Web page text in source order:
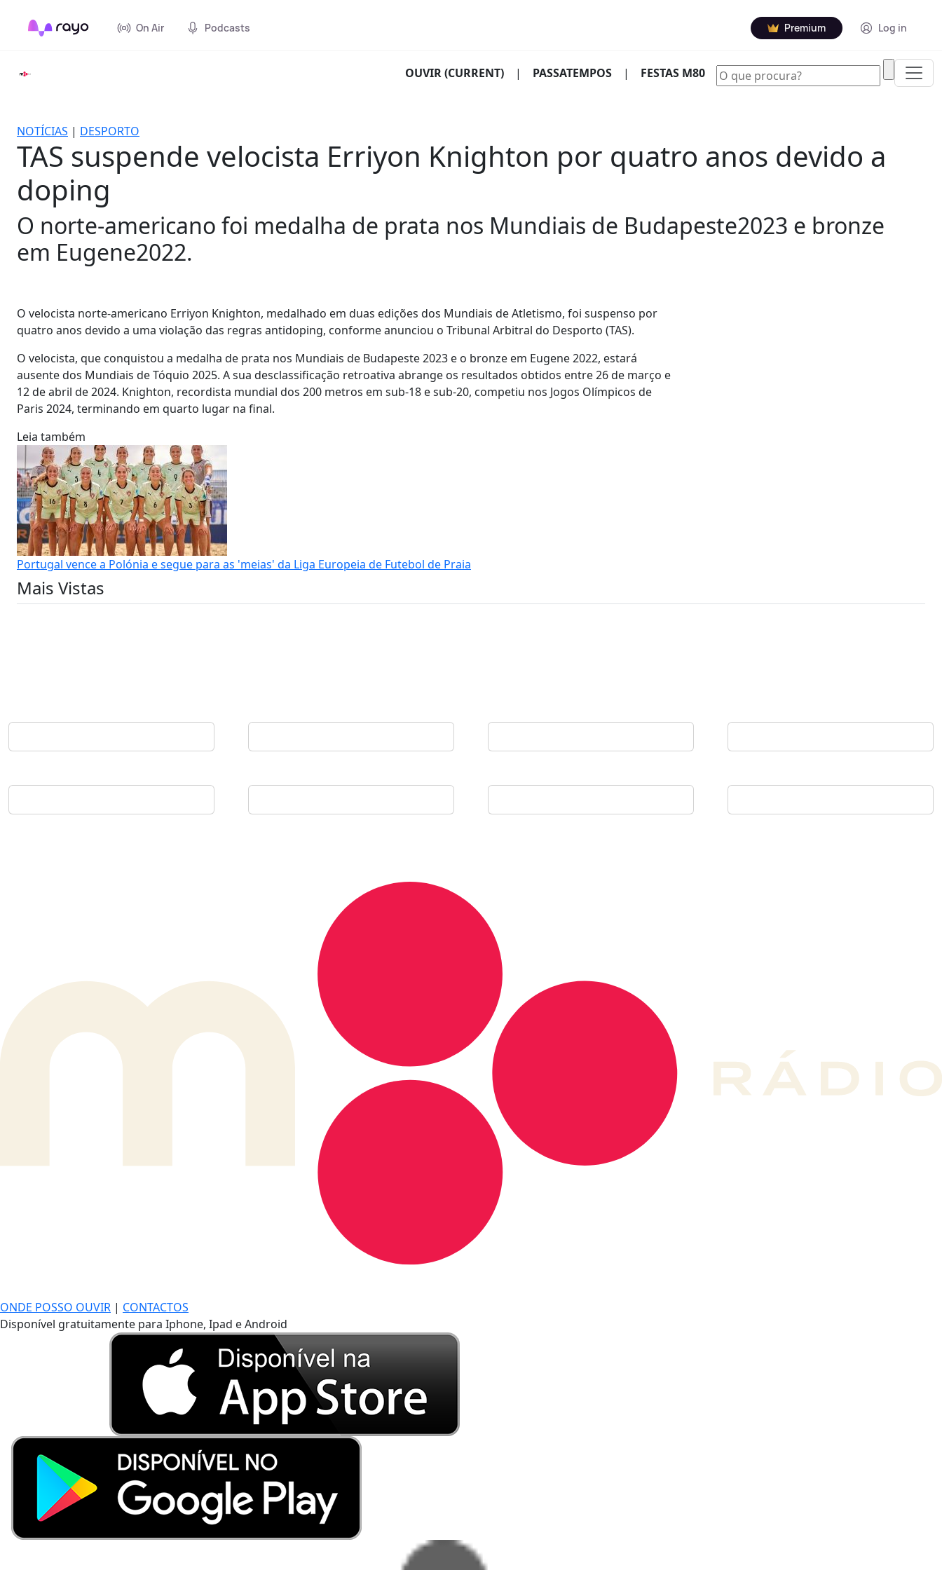
On Air Podcasts Premium Log in
OUVIR(CURRENT) | PASSATEMPOS | FESTAS M80
NOTÍCIAS | DESPORTO
TAS suspende velocista Erriyon Knighton por quatro anos devido a
doping
O norte-americano foi medalha de prata nos Mundiais de Budapeste2023 e bronze
em Eugene2022.
O velocista norte-americano Erriyon Knighton, medalhado em duas edições dos Mundiais de Atletismo, foi suspenso por
quatro anos devido a uma violação das regras antidoping, conforme anunciou o Tribunal Arbitral do Desporto (TAS).
O velocista, que conquistou a medalha de prata nos Mundiais de Budapeste 2023 e o bronze em Eugene 2022, estará
ausente dos Mundiais de Tóquio 2025. A sua desclassificação retroativa abrange os resultados obtidos entre 26 de março e
12 de abril de 2024. Knighton, recordista mundial dos 200 metros em sub-18 e sub-20, competiu nos Jogos Olímpicos de
Paris 2024, terminando em quarto lugar na final.
Leia também
Portugal vence a Polónia e segue para as 'meias' da Liga Europeia de Futebol de Praia
Mais Vistas
ONDE POSSO OUVIR | CONTACTOS
Disponível gratuitamente para Iphone, Ipad e Android